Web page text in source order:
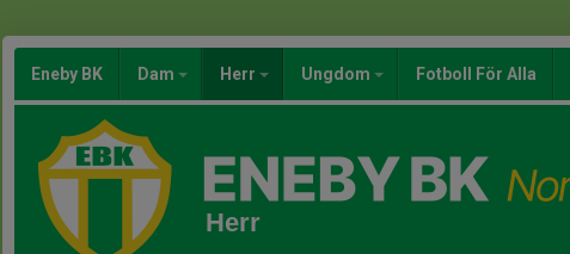
Eneby BK Dam Herr Ungdom Fotboll För Alla
Herr